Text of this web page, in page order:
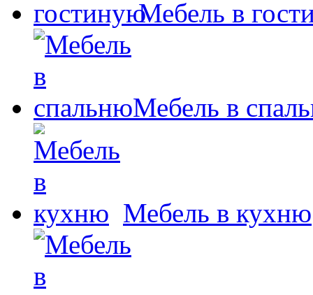
Мебель в
Мебель в
Мебель в кухню